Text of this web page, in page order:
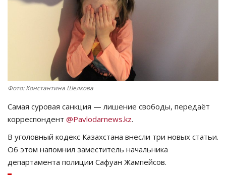
СПОРТ
РАЗВЛЕЧЕНИЯ
OFFICIAL
Курултай
Язык
Қазақша Русский
Фото: Константина Шелкова
Самая суровая санкция — лишение свободы, передаёт
корреспондент @Pavlodarnews.kz.
В уголовный кодекс Казахстана внесли три новых статьи.
Об этом напомнил заместитель начальника
департамента полиции Сафуан Жампейсов.